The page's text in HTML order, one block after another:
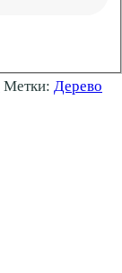
Метки: Дерево